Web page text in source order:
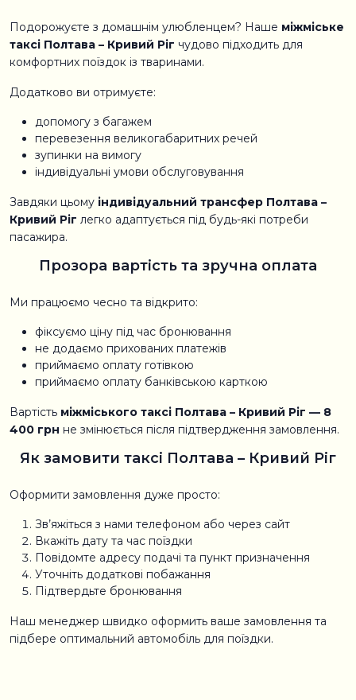
Подорожуєте з домашнім улюбленцем? Наше міжміське
таксі Полтава – Кривий Ріг чудово підходить для
комфортних поїздок із тваринами.
Додатково ви отримуєте:
допомогу з багажем
перевезення великогабаритних речей
зупинки на вимогу
індивідуальні умови обслуговування
Завдяки цьому індивідуальний трансфер Полтава –
Кривий Ріг легко адаптується під будь-які потреби
пасажира.
Прозора вартість та зручна оплата
Ми працюємо чесно та відкрито:
фіксуємо ціну під час бронювання
не додаємо прихованих платежів
приймаємо оплату готівкою
приймаємо оплату банківською карткою
Вартість міжміського таксі Полтава – Кривий Ріг — 8
400 грн не змінюється після підтвердження замовлення.
Як замовити таксі Полтава – Кривий Ріг
Оформити замовлення дуже просто:
Зв’яжіться з нами телефоном або через сайт
Вкажіть дату та час поїздки
Повідомте адресу подачі та пункт призначення
Уточніть додаткові побажання
Підтвердьте бронювання
Наш менеджер швидко оформить ваше замовлення та
підбере оптимальний автомобіль для поїздки.